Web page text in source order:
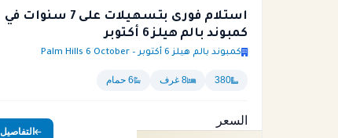
استلام فورى بتسهيلات على 7 سنوات في
كمبوند بالم هيلز 6 أكتوبر
كمبوند بالم هيلز 6 أكتوبر – Palm Hills 6 October
380 8 غرف 6 حمام
السعر
التفاصيل